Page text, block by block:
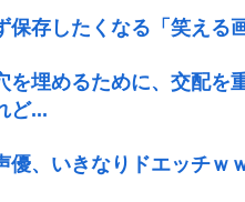
保存したくなる「笑え
を埋めるために、交配を
ど...
優、いきなりドエッチｗ